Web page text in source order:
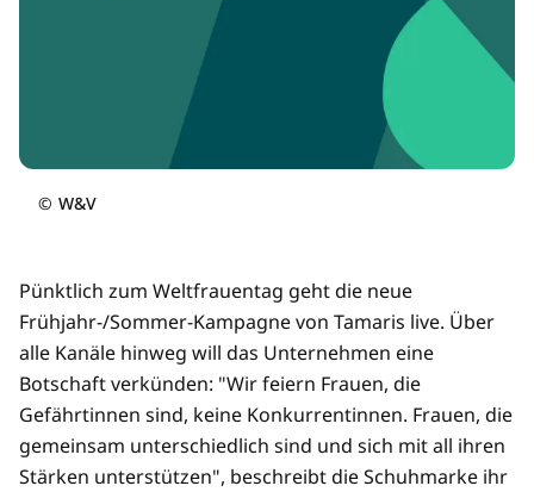
© W&V
Pünktlich zum Weltfrauentag geht die neue
Frühjahr-/Sommer-Kampagne von Tamaris live. Über
alle Kanäle hinweg will das Unternehmen eine
Botschaft verkünden: "Wir feiern Frauen, die
Gefährtinnen sind, keine Konkurrentinnen. Frauen, die
gemeinsam unterschiedlich sind und sich mit all ihren
Stärken unterstützen", beschreibt die Schuhmarke ihr